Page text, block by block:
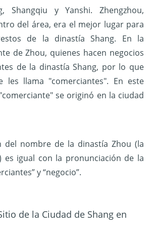
Shangqiu y Yanshi. Zhengzhou,
del área, era el mejor lugar para
de la dinastía Shang. En la
de Zhou, quienes hacen negocios
de la dinastía Shang, por lo que
les llama "comerciantes". En este
se originó en la ciudad
del nombre de la dinastía Zhou (la
es igual con la pronunciación de la
y “negocio”.
de la Ciudad de Shang en